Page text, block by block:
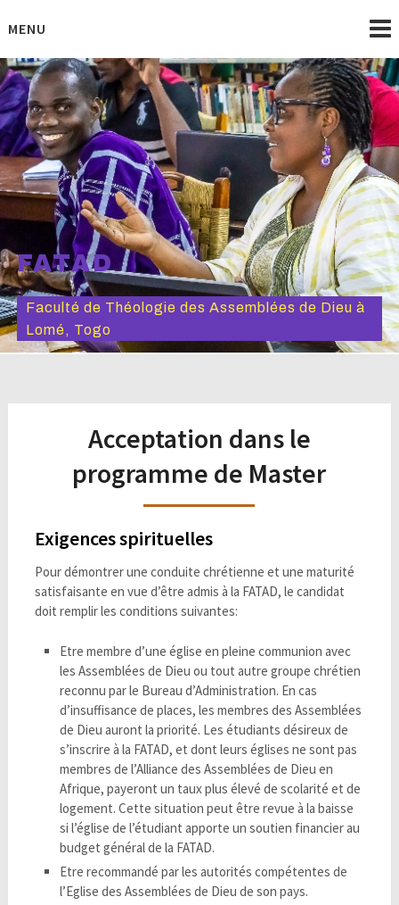
toMENU
FATAD
Faculté de Théologie des Assemblées de Dieu à
Lomé, Togo
Acceptation dans le
programme de Master
Exigences spirituelles
Pour démontrer une conduite chrétienne et une maturité
satisfaisante en vue d’être admis à la FATAD, le candidat
doit remplir les conditions suivantes:
Etre membre d’une église en pleine communion avec
les Assemblées de Dieu ou tout autre groupe chrétien
reconnu par le Bureau d’Administration. En cas
d’insuffisance de places, les membres des Assemblées
de Dieu auront la priorité. Les étudiants désireux de
s’inscrire à la FATAD, et dont leurs églises ne sont pas
membres de l’Alliance des Assemblées de Dieu en
Afrique, payeront un taux plus élevé de scolarité et de
logement. Cette situation peut être revue à la baisse
si l’église de l’étudiant apporte un soutien financier au
budget général de la FATAD.
Etre recommandé par les autorités compétentes de
l’Eglise des Assemblées de Dieu de son pays.